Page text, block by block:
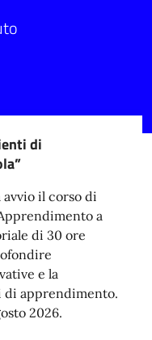
di
il corso di
a
di 30 ore
e la
di apprendimento.
2026.